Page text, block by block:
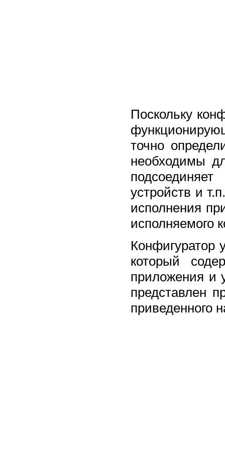
Поскольку
точно
необходимы
устройств и
исполнения
исполняемого
Конфигуратор
который
приложения и
представлен
приведенного